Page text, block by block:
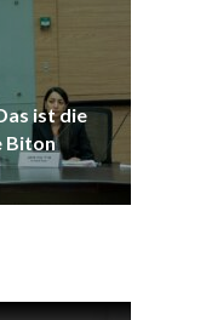
ist die
Biton